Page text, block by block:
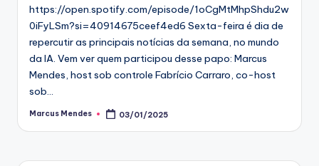
https://open.spotify.com/episode/1oCgMtMhpShdu2w
0iFyLSm?si=40914675ceef4ed6 Sexta-feira é dia de
repercutir as principais notícias da semana, no mundo
da IA. Vem ver quem participou desse papo: Marcus
Mendes, host sob controle Fabrício Carraro, co-host
sob…
Posted
Marcus Mendes 03/01/2025